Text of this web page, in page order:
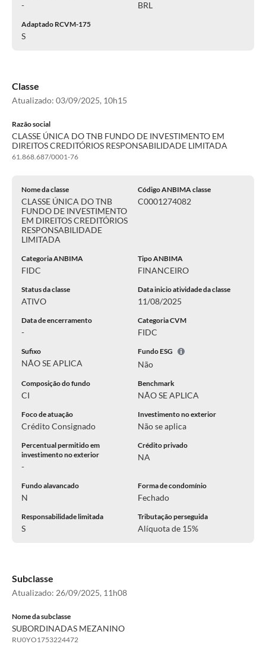
- BRL
Adaptado RCVM-175
S
Classe
Atualizado: 03/09/2025, 10h15
Razão social
CLASSE ÚNICA DO TNB FUNDO DE INVESTIMENTO EM
DIREITOS CREDITÓRIOS RESPONSABILIDADE LIMITADA
61.868.687/0001-76
Nome da classe
CLASSE ÚNICA DO TNB
FUNDO DE INVESTIMENTO
EM DIREITOS CREDITÓRIOS
RESPONSABILIDADE
LIMITADA
Código ANBIMA classe
C0001274082
Categoria ANBIMA
FIDC
Tipo ANBIMA
FINANCEIRO
Status da classe
ATIVO
Data inicio atividade da classe
11/08/2025
Data de encerramento
-
Categoria CVM
FIDC
Sufixo
NÃO SE APLICA
Fundo ESG
Não
Composição do fundo
CI
Benchmark
NÃO SE APLICA
Foco de atuação
Crédito Consignado
Investimento no exterior
Não se aplica
Percentual permitido em
investimento no exterior
-
Crédito privado
NA
Fundo alavancado
N
Forma de condomínio
Fechado
Responsabilidade limitada
S
Tributação perseguida
Alíquota de 15%
Subclasse
Atualizado: 26/09/2025, 11h08
Nome da subclasse
SUBORDINADAS MEZANINO
RU0YO1753224472